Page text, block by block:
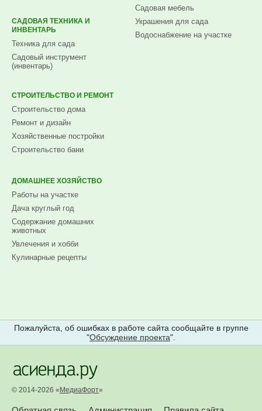
САДОВАЯ ТЕХНИКА И
ИНВЕНТАРЬ
Техника для сада
Садовый инструмент
(инвентарь)
Садовая мебель
Украшения для сада
Водоснабжение на участке
СТРОИТЕЛЬСТВО И РЕМОНТ
Строительство дома
Ремонт и дизайн
Хозяйственные постройки
Строительство бани
ДОМАШНЕЕ ХОЗЯЙСТВО
Работы на участке
Дача круглый год
Содержание домашних
животных
Увлечения и хобби
Кулинарные рецепты
Пожалуйста, об ошибках в работе сайта сообщайте в группе
"Обсуждение проекта".
© 2014-2026 « МедиаФорт»